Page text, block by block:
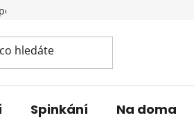
Spinkání Na doma